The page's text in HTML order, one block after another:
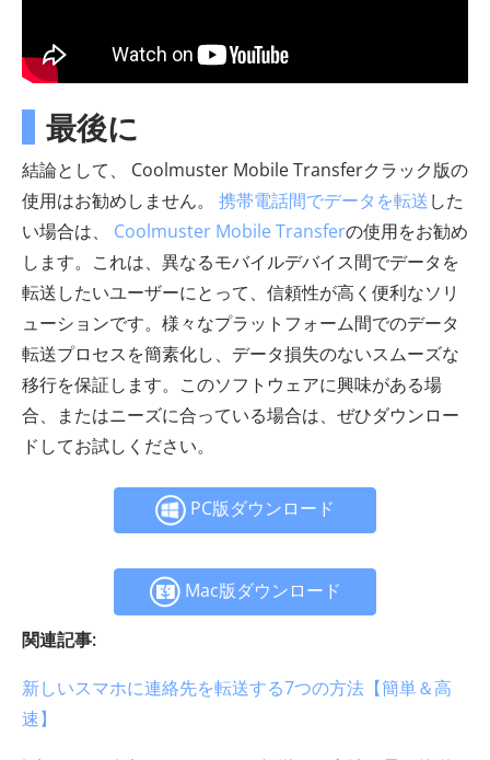
最後に
結論として、 Coolmuster Mobile Transferクラック版の
使用はお勧めしません。 携帯電話間でデータを転送した
い場合は、 Coolmuster Mobile Transferの使用をお勧め
します。これは、異なるモバイルデバイス間でデータを
転送したいユーザーにとって、信頼性が高く便利なソリ
ューションです。様々なプラットフォーム間でのデータ
転送プロセスを簡素化し、データ損失のないスムーズな
移行を保証します。このソフトウェアに興味がある場
合、またはニーズに合っている場合は、ぜひダウンロー
ドしてお試しください。
PC版ダウンロード
Mac版ダウンロード
関連記事:
新しいスマホに連絡先を転送する7つの方法【簡単＆高
速】